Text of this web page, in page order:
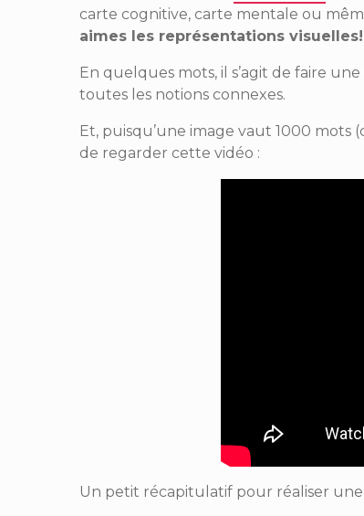
carte cognitive, carte mentale ou
aimes les représentations visuelles!
En quelques mots, il s’agit de faire une
toutes les notions connexes.
Et, puisqu’une image vaut 1000 mots
de regarder cette vidéo :
Un petit récapitulatif pour réaliser